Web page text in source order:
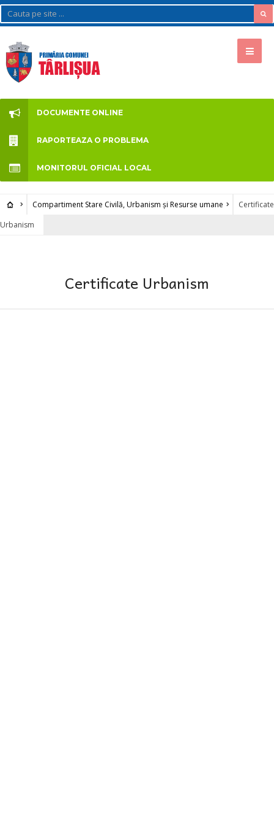
DOCUMENTE ONLINE
RAPORTEAZA O PROBLEMA
MONITORUL OFICIAL LOCAL
Compartiment Stare Civilă, Urbanism și Resurse umane
Certificate
Urbanism
Certificate Urbanism